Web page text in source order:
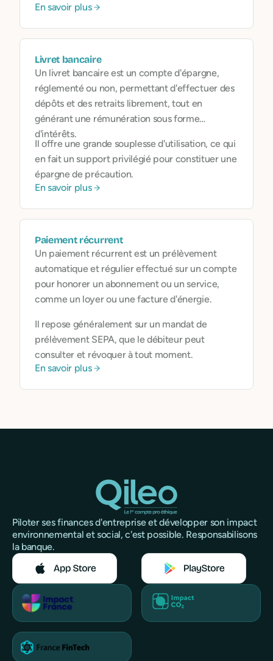
cohérents avec leur engagement. Nous aidons
partenaires, investisseurs ou financeurs publics.
En savoir plus
Livret bancaire
Un livret bancaire est un compte d'épargne,
réglementé ou non, permettant d'effectuer des
dépôts et des retraits librement, tout en
générant une rémunération sous forme
d'intérêts.
Il offre une grande souplesse d'utilisation, ce qui
en fait un support privilégié pour constituer une
épargne de précaution.
En savoir plus
Paiement récurrent
Un paiement récurrent est un prélèvement
automatique et régulier effectué sur un compte
pour honorer un abonnement ou un service,
comme un loyer ou une facture d'énergie.
Il repose généralement sur un mandat de
prélèvement SEPA, que le débiteur peut
consulter et révoquer à tout moment.
En savoir plus
Piloter ses finances d'entreprise et développer son impact
environnemental et social, c'est possible. Responsabilisons
la banque.